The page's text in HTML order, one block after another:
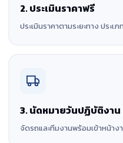
2. ประเมินราคาฟรี
ประเมินราคาตามระยะทาง ประเ
3. นัดหมายวันปฏิบัติงาน
จัดรถและทีมงานพร้อมเข้าหน้าง